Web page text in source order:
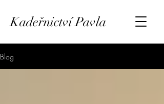
Kadeřnictví Pavla
Blog